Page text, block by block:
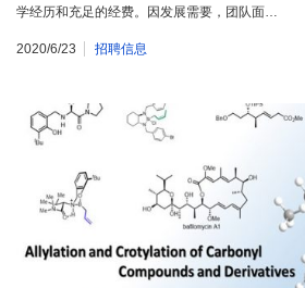
学经历和充足的经费。因发展需要，团队面…
2020/6/23 招聘信息